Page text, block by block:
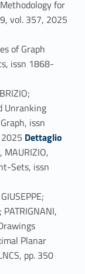
for
vol. 357, 2025
of Graph
issn 1868-
Unranking
issn
Link identifier #identifier_person_177312-65
Dettaglio
MAURIZIO,
Sets, issn
PATRIGNANI,
Planar
pp. 350